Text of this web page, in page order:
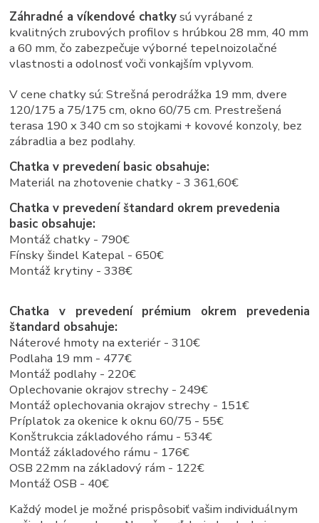
Záhradné a víkendové chatkysú vyrábané z
kvalitných zrubových profilov s hrúbkou 28 mm, 40 mm
a 60 mm, čo zabezpečuje výborné tepelnoizolačné
vlastnosti a odolnosť voči vonkajším vplyvom.
V cene chatky sú: Strešná perodrážka 19 mm, dvere
120/175 a 75/175 cm, okno 60/75 cm. Prestrešená
terasa 190 x 340 cm so stojkami + kovové konzoly, bez
zábradlia a bez podlahy.
Chatka v prevedení basic obsahuje:
Materiál na zhotovenie chatky - 3 361,60€
Chatka v prevedení štandard okrem prevedenia
basic obsahuje:
Montáž chatky - 790€
Fínsky šindel Katepal - 650€
Montáž krytiny - 338€
Chatka v prevedení prémium okrem prevedenia
štandard obsahuje:
Náterové hmoty na exteriér - 310€
Podlaha 19 mm - 477€
Montáž podlahy - 220€
Oplechovanie okrajov strechy - 249€
Montáž oplechovania okrajov strechy - 151€
Príplatok za okenice k oknu 60/75 - 55€
Konštrukcia základového rámu - 534€
Montáž základového rámu - 176€
OSB 22mm na základový rám - 122€
Montáž OSB - 40€
Každý model je možné prispôsobiť vašim individuálnym